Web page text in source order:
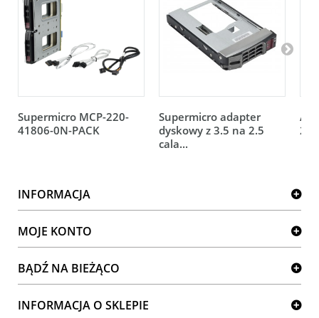
Supermicro MCP-220-
41806-0N-PACK
Supermicro adapter
dyskowy z 3.5 na 2.5
cala...
2.5
INFORMACJA
MOJE KONTO
BĄDŹ NA BIEŻĄCO
INFORMACJA O SKLEPIE